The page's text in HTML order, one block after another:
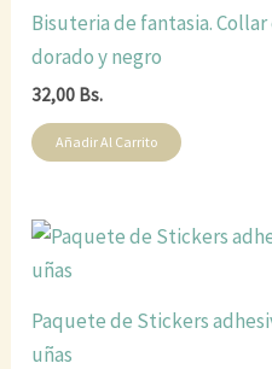
Bisuteria de fantasia.
dorado y negro
32,00 Bs.
Añadir Al Carrito
Paquete de Stickers
uñas